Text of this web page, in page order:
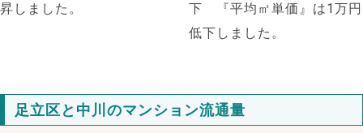
昇しました。
下 『平均㎡単価』は1万円
低下しました。
足立区と中川のマンション流通量